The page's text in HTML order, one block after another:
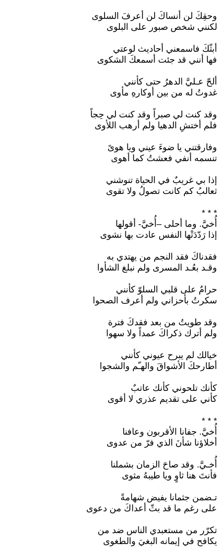
وحقِكَ لن أنساكَ لن أعرفَ السلوى
لكنني شخص صبور على البلوى
أبثّكَ فاسمعني أحاديث لوعتي
فها أنني قد جئت أسمعكَ الشكوى
ألحّ عـليَّ الدهرُ حتى كأنني
غدوتُ له من بين أوكارهِ مأوى
وقد كنت لي صبراً وقد كنت لي حِجاً
فلم أختشِ الدهيا ولم أرهب اللأوى
وفارقتني يا ضوءَ عيني ويا هوىً
تنسمه أنفي فعشتُ كما أهوى
إذا بي غريبٌ في الحياة تنوشني
ثعالبُ كم كانت تصولُ ولا تقوى
* * *
أُخيَّ. وما أحلى –أُخيَّ- أقولها
إذا رَدّدَتْها النفس عادت بها نشوى
فقدناكَ فقد النجم من يهتدي به
وقـد بعُـد المسرى ولم نبلغ الشأوا
حرامٌ على قلبي السلوّ كأنني
سكرتُ بأحزاني ولم أعرف الصحوا
وقد طويتُ من بعد فقدكَ فترة
ولم أترك ذكراكَ عمداً ولا سهوا
خيالك لم يبرح عيوني كأنني
أطارحكَ الأشواقَ والهـّم والشجوا
كأنك تلحوني كأنك عاتبٌ
كأني على تقديم عذري لا أقوى
* * *
أُخيَّ. جفانا الأقربون وعافنا
أخلاؤنا شأنَ الذي فرّ من عدوى
أُخـيَّ. وقد صاحَ الزمان بشملنا
فأنتَ هنا ثاوٍ ويا طيبهُ مثوى
تـضمن جثمانا يفيض شهامةً
على رغم ما قد بثّ أعداكَ من دعوى
تكرّر من مستعبدي الناس ضد من
يكافح في إيمانه البغيَ والطغوى